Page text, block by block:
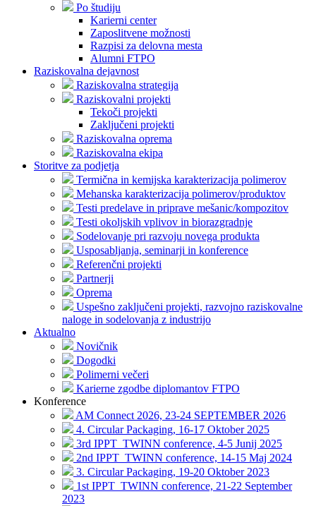
Po študiju
Karierni center
Zaposlitvene možnosti
Razpisi za delovna mesta
Alumni FTPO
Raziskovalna dejavnost
Raziskovalna strategija
Raziskovalni projekti
Tekoči projekti
Zaključeni projekti
Raziskovalna oprema
Raziskovalna ekipa
Storitve za podjetja
Termična in kemijska karakterizacija polimerov
Mehanska karakterizacija polimerov/produktov
Testi predelave in priprave mešanic/kompozitov
Testi okoljskih vplivov in biorazgradnje
Sodelovanje pri razvoju novega produkta
Usposabljanja, seminarji in konference
Referenčni projekti
Partnerji
Oprema
Uspešno zaključeni projekti, razvojno raziskovalne
naloge in sodelovanja z industrijo
Aktualno
Novičnik
Dogodki
Polimerni večeri
Karierne zgodbe diplomantov FTPO
Konference
AM Connect 2026, 23-24 SEPTEMBER 2026
4. Circular Packaging, 16-17 Oktober 2025
3rd IPPT_TWINN conference, 4-5 Junij 2025
2nd IPPT_TWINN conference, 14-15 Maj 2024
3. Circular Packaging, 19-20 Oktober 2023
1st IPPT_TWINN conference, 21-22 September
2023